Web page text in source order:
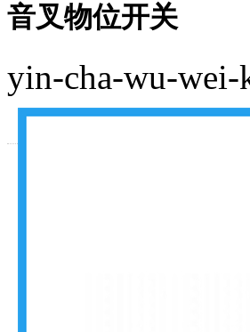
音叉物位开关
yin-cha-wu-wei-